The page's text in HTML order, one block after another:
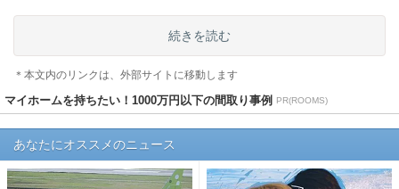
続きを読む
＊本文内のリンクは、外部サイトに移動します
マイホームを持ちたい！1000万円以下の間取り事例 PR(ROOMS)
あなたにオススメのニュース